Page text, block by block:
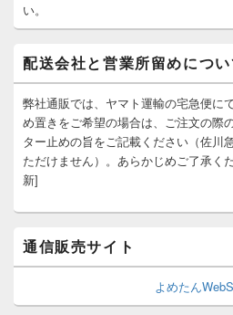
い。
配送会社と営業所留めについ
弊社通販では、ヤマト運輸の宅急便に
め置きをご希望の場合は、ご注文の際
ター止めの旨をご記載ください（佐川
ただけません）。あらかじめご了承く
新]
通信販売サイト
よめたん